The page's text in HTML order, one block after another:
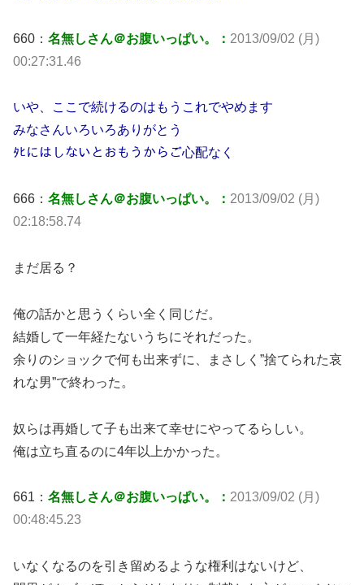
660： 名無しさん＠お腹いっぱい。： 2013/09/02 (月)
00:27:31.46
いや、ここで続けるのはもうこれでやめます
みなさんいろいろありがとう
ﾀﾋにはしないとおもうからご心配なく
666： 名無しさん＠お腹いっぱい。： 2013/09/02 (月)
02:18:58.74
まだ居る？
俺の話かと思うくらい全く同じだ。
結婚して一年経たないうちにそれだった。
余りのショックで何も出来ずに、まさしく”捨てられた哀
れな男”で終わった。
奴らは再婚して子も出来て幸せにやってるらしい。
俺は立ち直るのに4年以上かかった。
661： 名無しさん＠お腹いっぱい。： 2013/09/02 (月)
00:48:45.23
いなくなるのを引き留めるような権利はないけど、